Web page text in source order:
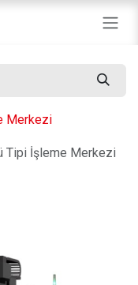
Merkezi
Tipi İşleme Merkezi